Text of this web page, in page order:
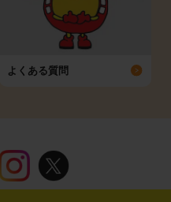
よくある質問